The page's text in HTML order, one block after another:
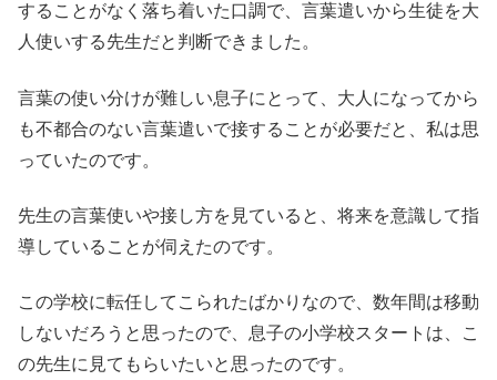
することがなく落ち着いた口調で、言葉遣いから生徒を大
人使いする先生だと判断できました。
言葉の使い分けが難しい息子にとって、大人になってから
も不都合のない言葉遣いで接することが必要だと、私は思
っていたのです。
先生の言葉使いや接し方を見ていると、将来を意識して指
導していることが伺えたのです。
この学校に転任してこられたばかりなので、数年間は移動
しないだろうと思ったので、息子の小学校スタートは、こ
の先生に見てもらいたいと思ったのです。